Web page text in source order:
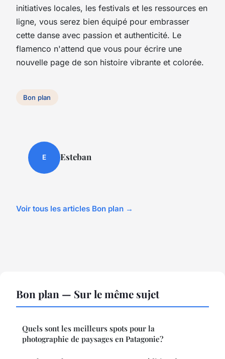
initiatives locales, les festivals et les ressources en
ligne, vous serez bien équipé pour embrasser
cette danse avec passion et authenticité. Le
flamenco n'attend que vous pour écrire une
nouvelle page de son histoire vibrante et colorée.
Bon plan
E Esteban
Voir tous les articles Bon plan →
Bon plan — Sur le même sujet
Quels sont les meilleurs spots pour la
photographie de paysages en Patagonie?